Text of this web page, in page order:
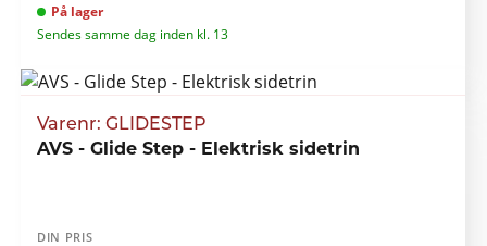
På lager
Sendes samme dag inden kl. 13
Varenr: GLIDESTEP
AVS - Glide Step - Elektrisk sidetrin
DIN PRIS